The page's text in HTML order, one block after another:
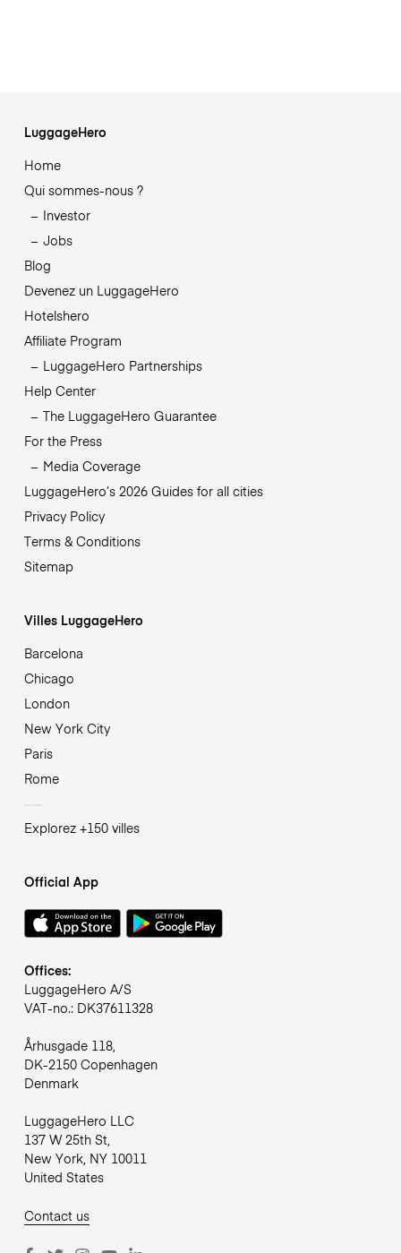
LuggageHero
Home
Qui sommes-nous ?
Investor
Jobs
Blog
Devenez un LuggageHero
Hotelshero
Affiliate Program
LuggageHero Partnerships
Help Center
The LuggageHero Guarantee
For the Press
Media Coverage
LuggageHero’s 2026 Guides for all cities
Privacy Policy
Terms & Conditions
Sitemap
Villes LuggageHero
Barcelona
Chicago
London
New York City
Paris
Rome
Explorez +150 villes
Official App
Offices:
LuggageHero A/S
VAT-no.: DK37611328
Århusgade 118,
DK-2150 Copenhagen
Denmark
LuggageHero LLC
137 W 25th St,
New York, NY 10011
United States
Contact us